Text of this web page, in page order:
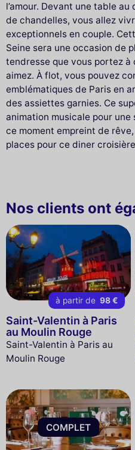
l’amour. Devant une table
de chandelles, vous allez
exceptionnels en couple.
Seine sera une occasion de
tendresse que vous portez à
aimez. À flot, vous pouvez
emblématiques de Paris en
des assiettes garnies. Ce
animation musicale pour
ce moment empreint de
places pour ce diner
Nos clients ont
à partir de 98 €
Saint-Valentin à Paris
au Moulin Rouge
Saint-Valentin à Paris au
Moulin Rouge
COMPLET